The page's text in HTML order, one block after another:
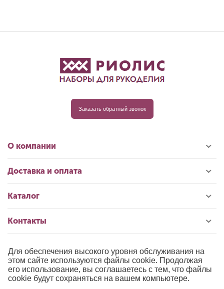
Заказать обратный звонок
О компании
Доставка и оплата
Каталог
Контакты
© 1996-2026 «РИОЛИС»
Публичная оферта
Для обеспечения высокого уровня обслуживания на
этом сайте используются файлы cookie. Продолжая
его использование, вы соглашаетесь с тем, что файлы
cookie будут сохраняться на вашем компьютере.